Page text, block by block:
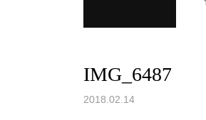
IMG_6487
2018.02.14